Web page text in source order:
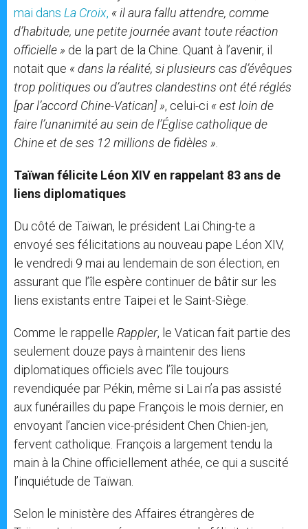
mai dans La Croix, « il aura fallu attendre, comme
d’habitude, une petite journée avant toute réaction
officielle » de la part de la Chine. Quant à l’avenir, il
notait que « dans la réalité, si plusieurs cas d’évêques
trop politiques ou d’autres clandestins ont été réglés
[par l’accord Chine-Vatican] », celui-ci « est loin de
faire l’unanimité au sein de l’Église catholique de
Chine et de ses 12 millions de fidèles ».
Taïwan félicite Léon XIV en rappelant 83 ans de
liens diplomatiques
Du côté de Taïwan, le président Lai Ching-te a
envoyé ses félicitations au nouveau pape Léon XIV,
le vendredi 9 mai au lendemain de son élection, en
assurant que l’île espère continuer de bâtir sur les
liens existants entre Taipei et le Saint-Siège.
Comme le rappelle Rappler, le Vatican fait partie des
seulement douze pays à maintenir des liens
diplomatiques officiels avec l’île toujours
revendiquée par Pékin, même si Lai n’a pas assisté
aux funérailles du pape François le mois dernier, en
envoyant l’ancien vice-président Chen Chien-jen,
fervent catholique. François a largement tendu la
main à la Chine officiellement athée, ce qui a suscité
l’inquiétude de Taïwan.
Selon le ministère des Affaires étrangères de